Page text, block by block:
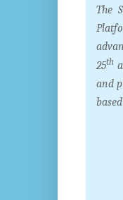
The
25th
and